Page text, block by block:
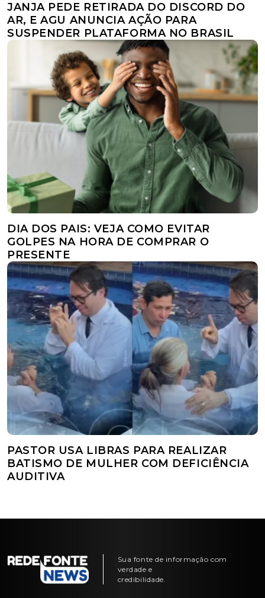
JANJA PEDE RETIRADA DO DISCORD DO
AR, E AGU ANUNCIA AÇÃO PARA
SUSPENDER PLATAFORMA NO BRASIL
DIA DOS PAIS: VEJA COMO EVITAR
GOLPES NA HORA DE COMPRAR O
PRESENTE
PASTOR USA LIBRAS PARA REALIZAR
BATISMO DE MULHER COM DEFICIÊNCIA
AUDITIVA
Sua fonte de informação com
verdade e
credibilidade.